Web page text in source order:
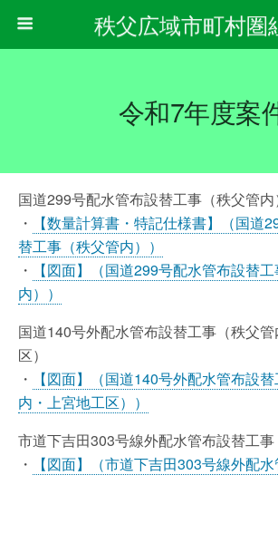
秩父広域市町村圏
令和7年度案
国道299号配水管布設替工事（秩父管内
・
【数量計算書・特記仕様書】（国道
替工事（秩父管内））
・
【図面】（国道299号配水管布設替
内））
国道140号外配水管布設替工事（秩父
区）
・
【図面】（国道140号外配水管布設
内・上宮地工区））
市道下吉田303号線外配水管布設替工事
・
【図面】（市道下吉田303号線外配水